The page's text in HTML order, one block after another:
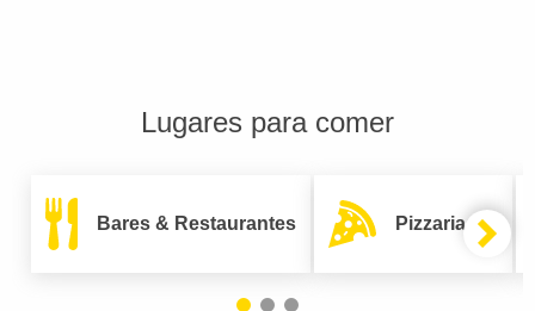
Lugares para comer
Bares & Restaurantes Pizzarias